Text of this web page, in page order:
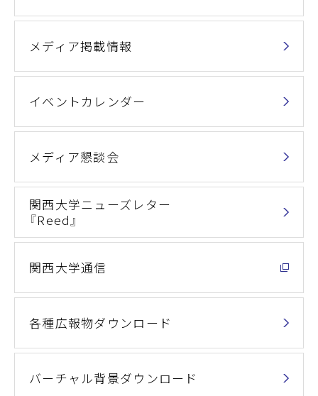
メディア掲載情報
イベントカレンダー
メディア懇談会
関西大学ニューズレター
『Reed』
関西大学通信
各種広報物ダウンロード
バーチャル背景ダウンロード